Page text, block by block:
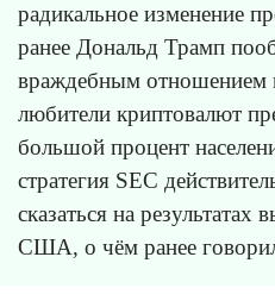
радикальное изменение
ранее Дональд Трамп
враждебным отношением
любители криптовалют
большой процент
стратегия SEC
сказаться на результатах
США, о чём ранее